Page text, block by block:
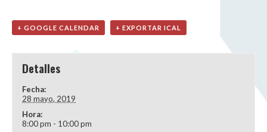
+ GOOGLE CALENDAR + EXPORTAR ICAL
Detalles
Fecha:
28 mayo, 2019
Hora:
8:00 pm - 10:00 pm